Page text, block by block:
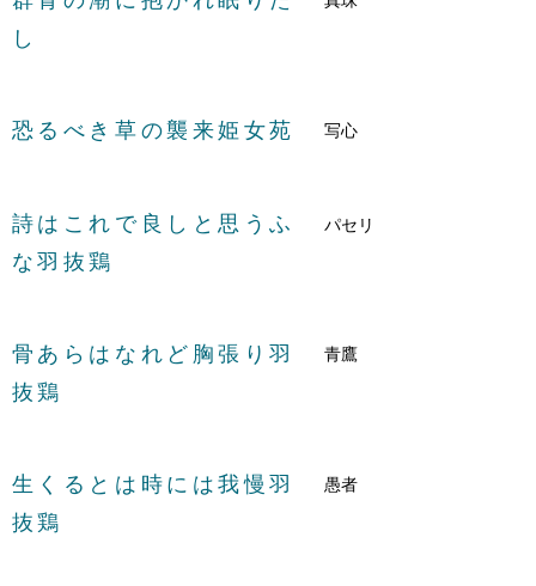
し
恐るべき草の襲来姫女苑 写心
詩はこれで良しと思うふ
な羽抜鶏
パセリ
骨あらはなれど胸張り羽
抜鶏
青鷹
生くるとは時には我慢羽
抜鶏
愚者